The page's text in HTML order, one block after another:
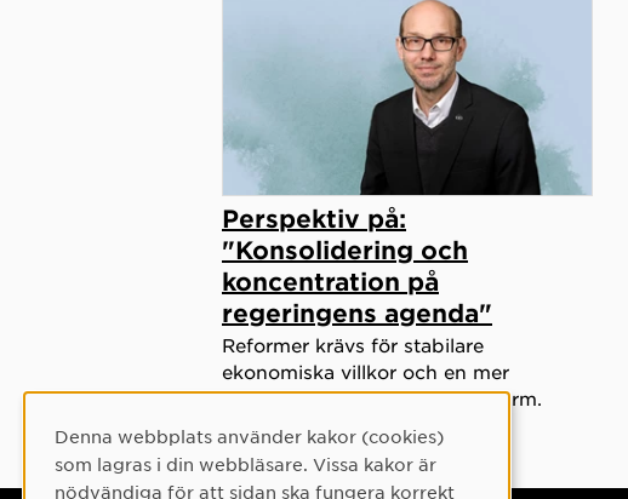
Perspektiv på:
"Konsolidering och
koncentration på
regeringens agenda"
Reformer krävs för stabilare
ekonomiska villkor och en mer
ändamålsenlig organisationsform.
Cookie-samtycke
Denna webbplats använder kakor (cookies)
som lagras i din webbläsare. Vissa kakor är
nödvändiga för att sidan ska fungera korrekt